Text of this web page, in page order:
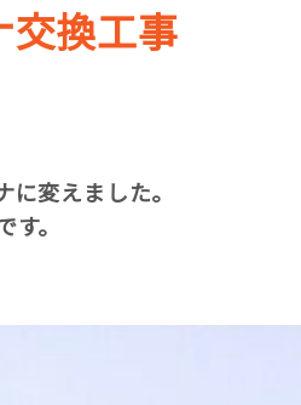
換工事
変えました。
。